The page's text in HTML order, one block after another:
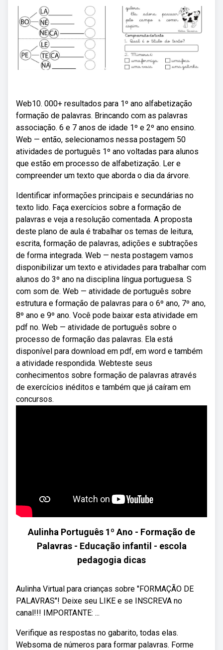
Web10. 000+ resultados para 1º ano alfabetização
formação de palavras. Brincando com as palavras
associação. 6 e 7 anos de idade 1º e 2º ano ensino.
Web — então, selecionamos nessa postagem 50
atividades de português 1º ano voltadas para alunos
que estão em processo de alfabetização. Ler e
compreender um texto que aborda o dia da árvore.
Identificar informações principais e secundárias no
texto lido. Faça exercícios sobre a formação de
palavras e veja a resolução comentada. A proposta
deste plano de aula é trabalhar os temas de leitura,
escrita, formação de palavras, adições e subtrações
de forma integrada. Web — nesta postagem vamos
disponibilizar um texto e atividades para trabalhar com
alunos do 3º ano na disciplina língua portuguesa. S
com som de. Web — atividade de português sobre
estrutura e formação de palavras para o 6º ano, 7º ano,
8º ano e 9º ano. Você pode baixar esta atividade em
pdf no. Web — atividade de português sobre o
processo de formação das palavras. Ela está
disponível para download em pdf, em word e também
a atividade respondida. Webteste seus
conhecimentos sobre formação de palavras através
de exercícios inéditos e também que já caíram em
concursos.
Aulinha Português 1º Ano - Formação de
Palavras - Educação infantil - escola
pedagogia dicas
Aulinha Virtual para crianças sobre "FORMAÇÃO DE
PALAVRAS"! Deixe seu LIKE e se INSCREVA no
canal!!! IMPORTANTE: ...
Verifique as respostas no gabarito, todas elas.
Websoma de números para formar palavras. Forme